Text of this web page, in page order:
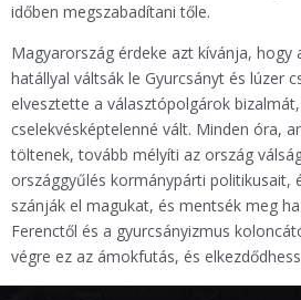
időben megszabadítani tőle.
Magyarország érdeke azt kívánja, hogy
hatállyal váltsák le Gyurcsányt és lúzer
elvesztette a választópolgárok
cselekvésképtelenné vált. Minden óra,
töltenek, tovább mélyíti az ország
országgyűlés kormánypárti politikusait,
szánják el magukat, és mentsék meg
Ferenctől és a gyurcsányizmus
végre ez az ámokfutás, és